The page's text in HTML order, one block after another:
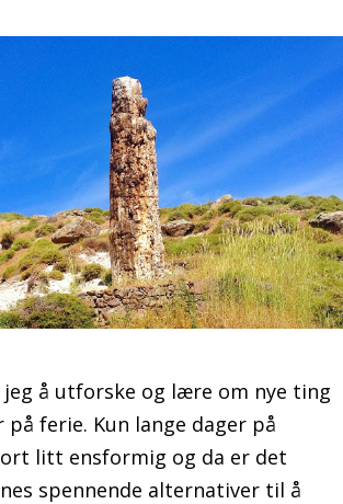
jeg å utforske og lære om nye ting
på ferie. Kun lange dager på
litt ensformig og da er det
spennende alternativer til å